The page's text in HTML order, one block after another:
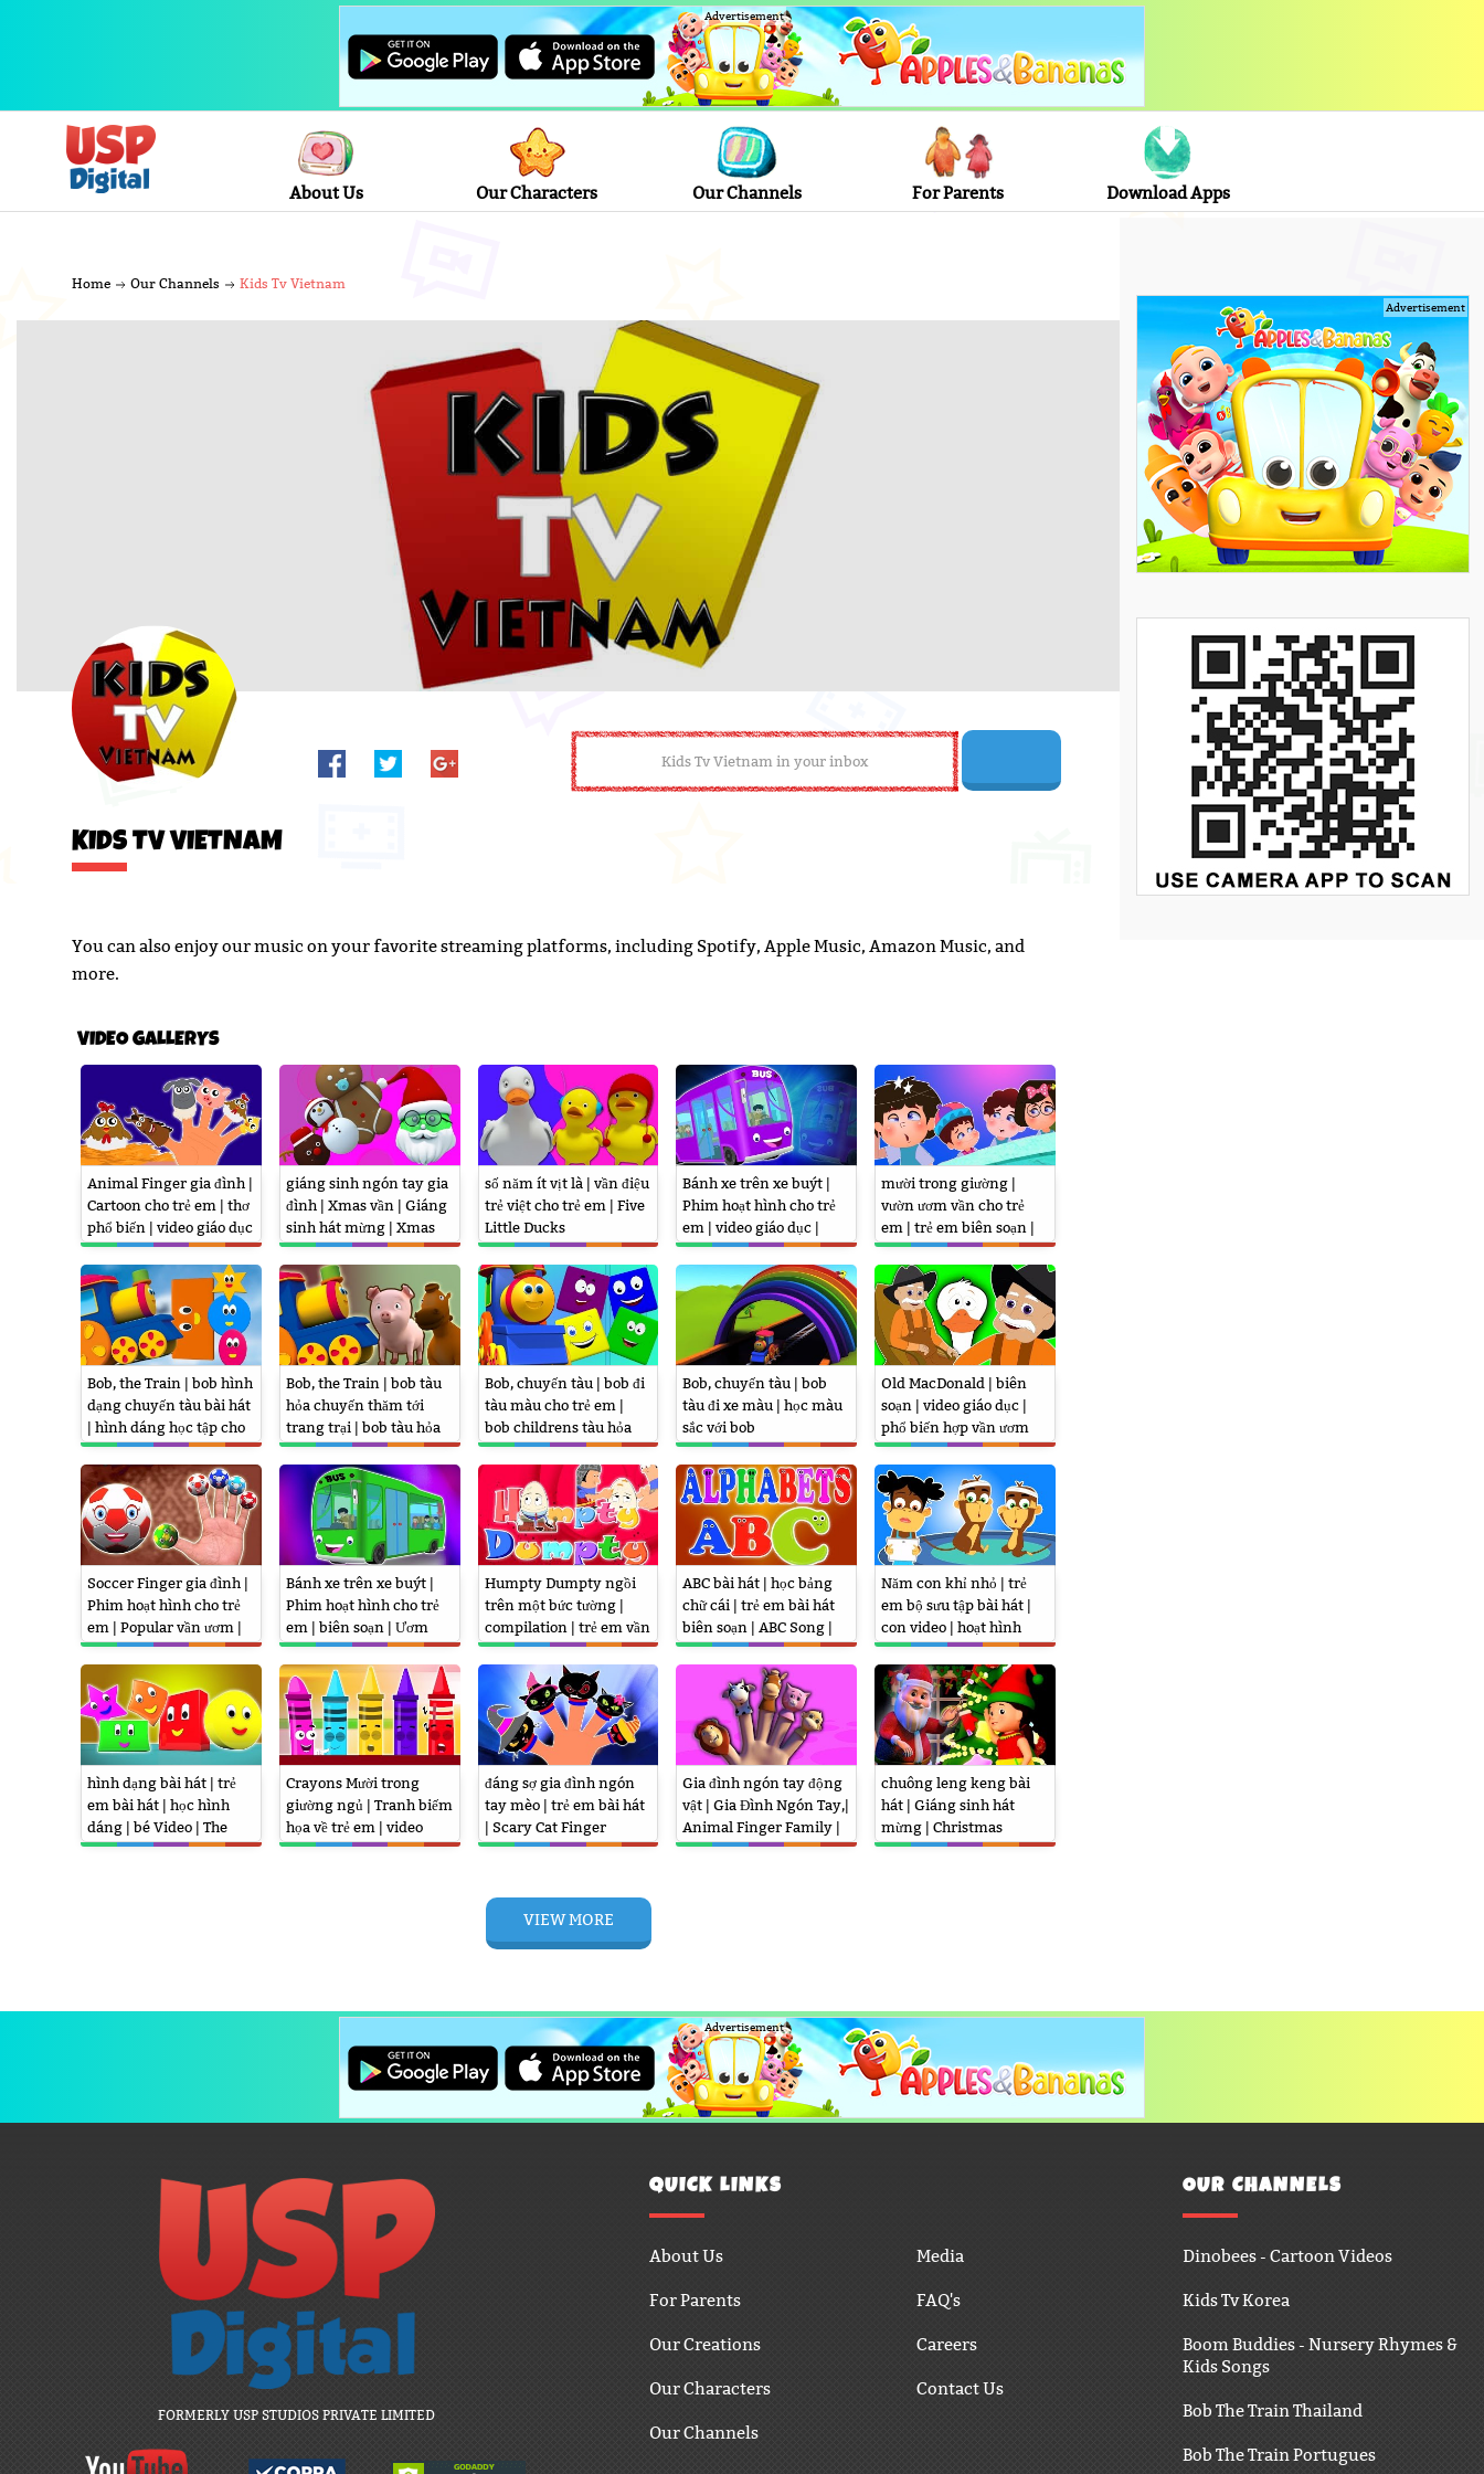
Advertisement
About Us Our Characters Our Channels For Parents Download Apps
Home Our Channels Kids Tv Vietnam
KIDS TV VIETNAM
You can also enjoy our music on your favorite streaming platforms, including Spotify, Apple Music, Amazon Music, and
more.
VIDEO GALLERYS
Animal Finger gia đình |
Cartoon cho trẻ em | thơ
phổ biến | video giáo dục
| Animal Finger Family
giáng sinh ngón tay gia
đình | Xmas vần | Giáng
sinh hát mừng | Xmas
Song | Christmas Finger
Family
số năm ít vịt là | vần điệu
trẻ việt cho trẻ em | Five
Little Ducks
Bánh xe trên xe buýt |
Phim hoạt hình cho trẻ
em | video giáo dục |
ươm vần | Wheels on the
Bus
mười trong giường |
vườn ươm vần cho trẻ
em | trẻ em biên soạn |
trẻ em Video | Ten In
The Bed
Bob, the Train | bob hình
dạng chuyến tàu bài hát
| hình dáng học tập cho
trẻ em
Bob, the Train | bob tàu
hỏa chuyến thăm tới
trang trại | bob tàu hỏa
bài hát cho trẻ em
Bob, chuyến tàu | bob đi
tàu màu cho trẻ em |
bob childrens tàu hỏa
Bob, chuyến tàu | bob
tàu đi xe màu | học màu
sắc với bob
Old MacDonald | biên
soạn | video giáo dục |
phổ biến hợp vần ươm
Soccer Finger gia đình |
Phim hoạt hình cho trẻ
em | Popular vần ươm |
Soccer Finger Family
Bánh xe trên xe buýt |
Phim hoạt hình cho trẻ
em | biên soạn | Ươm
vần | Wheels on the Bus
Humpty Dumpty ngồi
trên một bức tường |
compilation | trẻ em vần
| Nursery Rhyme | Kids
& Baby Song
ABC bài hát | học bảng
chữ cái | trẻ em bài hát
biên soạn | ABC Song |
Alphabet Rhyme | Kids
Năm con khỉ nhỏ | trẻ
em bộ sưu tập bài hát |
con video | hoạt hình
vần | Five Little Monkeys
Rhyme
hình dạng bài hát | trẻ
em bài hát | học hình
dáng | bé Video | The
Shapes Song | Shapes
Crayons Mười trong
giường ngủ | Tranh biếm
họa về trẻ em | video
giáo dục | Crayons Ten
đáng sợ gia đình ngón
tay mèo | trẻ em bài hát
| Scary Cat Finger
Family | Nursery Rhyme
Gia đình ngón tay động
vật | Gia Đình Ngón Tay,|
Animal Finger Family |
3D Rhymes | Kids Songs
chuông leng keng bài
hát | Giáng sinh hát
mừng | Christmas
Rhymes | Santa Claus
VIEW MORE
Advertisement
Advertisement
FORMERLY USP STUDIOS PRIVATE LIMITED
QUICK LINKS
About Us
For Parents
Our Creations
Our Characters
Our Channels
Media
FAQ's
Careers
Contact Us
OUR CHANNELS
Dinobees - Cartoon Videos
Kids Tv Korea
Boom Buddies - Nursery Rhymes &
Kids Songs
Bob The Train Thailand
Bob The Train Portugues